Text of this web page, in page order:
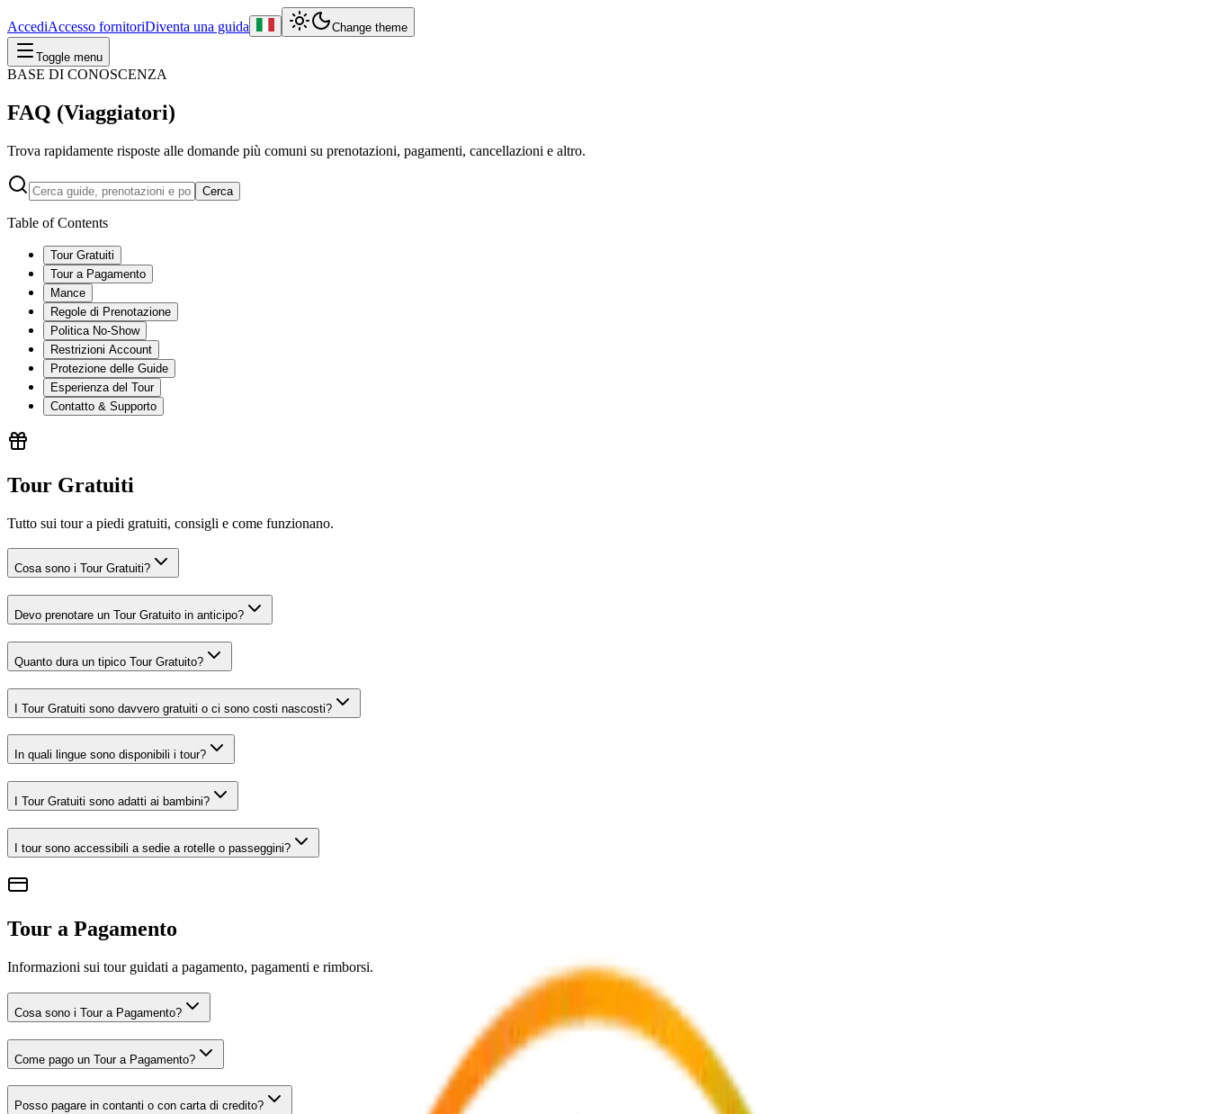
AccediAccesso fornitoriDiventa una guida Change theme
Toggle menu
BASE DI CONOSCENZA
FAQ (Viaggiatori)
Trova rapidamente risposte alle domande più comuni su prenotazioni, pagamenti, cancellazioni e altro.
Cerca
Table of Contents
Tour Gratuiti
Tour a Pagamento
Mance
Regole di Prenotazione
Politica No-Show
Restrizioni Account
Protezione delle Guide
Esperienza del Tour
Contatto & Supporto
Tour Gratuiti
Tutto sui tour a piedi gratuiti, consigli e come funzionano.
Cosa sono i Tour Gratuiti?
Devo prenotare un Tour Gratuito in anticipo?
Quanto dura un tipico Tour Gratuito?
I Tour Gratuiti sono davvero gratuiti o ci sono costi nascosti?
In quali lingue sono disponibili i tour?
I Tour Gratuiti sono adatti ai bambini?
I tour sono accessibili a sedie a rotelle o passeggini?
Tour a Pagamento
Informazioni sui tour guidati a pagamento, pagamenti e rimborsi.
Cosa sono i Tour a Pagamento?
Come pago un Tour a Pagamento?
Posso pagare in contanti o con carta di credito?